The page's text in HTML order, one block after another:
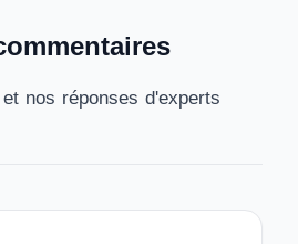
nos réponses d'experts